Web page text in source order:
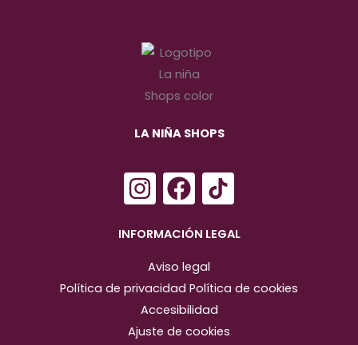
LA NIÑA SHOPS
I
n
s
a
g
r
F
a
c
e
b
o
o
INFORMACIÓN LEGAL
Aviso legal
Política de privacidad Política de cookies
Accesibilidad
Ajuste de cookies